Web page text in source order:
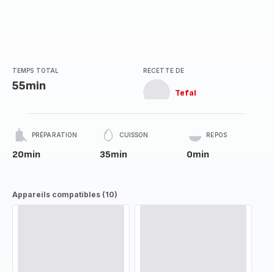
TEMPS TOTAL
55min
RECETTE DE
Tefal
PRÉPARATION
20min
CUISSON
35min
REPOS
0min
Appareils compatibles (10)